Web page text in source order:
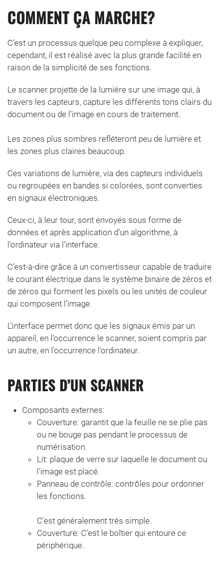
COMMENT ÇA MARCHE?
C’est un processus quelque peu complexe à expliquer,
cependant, il est réalisé avec la plus grande facilité en
raison de la simplicité de ses fonctions.
Le scanner projette de la lumière sur une image qui, à
travers les capteurs, capture les différents tons clairs du
document ou de l’image en cours de traitement.
Les zones plus sombres refléteront peu de lumière et
les zones plus claires beaucoup.
Ces variations de lumière, via des capteurs individuels
ou regroupées en bandes si colorées, sont converties
en signaux électroniques.
Ceux-ci, à leur tour, sont envoyés sous forme de
données et après application d’un algorithme, à
l’ordinateur via l’interface.
C’est-à-dire grâce à un convertisseur capable de traduire
le courant électrique dans le système binaire de zéros et
de zéros qui forment les pixels ou les unités de couleur
qui composent l’image.
L’interface permet donc que les signaux émis par un
appareil, en l’occurrence le scanner, soient compris par
un autre, en l’occurrence l’ordinateur.
PARTIES D’UN SCANNER
Composants externes:
Couverture: garantit que la feuille ne se plie pas
ou ne bouge pas pendant le processus de
numérisation.
Lit: plaque de verre sur laquelle le document ou
l’image est placé.
Panneau de contrôle: contrôles pour ordonner
les fonctions.
C’est généralement très simple.
Couverture: C’est le boîtier qui entoure ce
périphérique.